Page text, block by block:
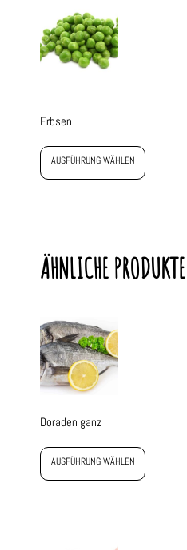
Erbsen
AUSFÜHRUNG WÄHLEN
ÄHNLICHE PRODUKTE
Doraden ganz
AUSFÜHRUNG WÄHLEN